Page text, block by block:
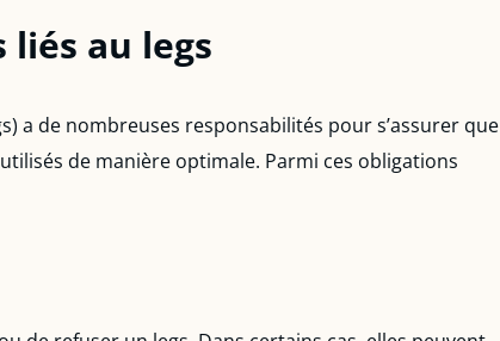
au legs
a de nombreuses responsabilités pour s’assurer que
de manière optimale. Parmi ces obligations